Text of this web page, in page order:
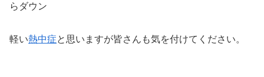
らダウン
軽い熱中症と思いますが皆さんも気を付けてください。